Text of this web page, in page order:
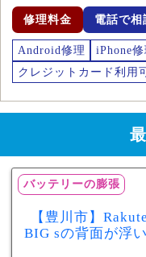
修理料金 電話で相
Android修理 iPhone修
クレジットカード利用
バッテリーの膨張
【豊川市】
BIG sの背面が浮